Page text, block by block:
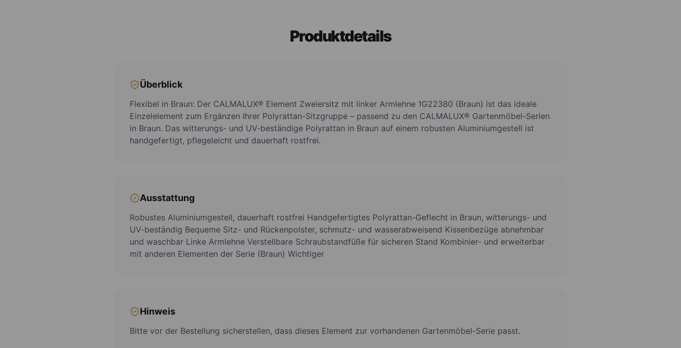
Produktdetails
Überblick
Flexibel in Braun: Der CALMALUX® Element Zweiersitz mit linker Armlehne 1G22380 (Braun) ist das ideale
Einzelelement zum Ergänzen Ihrer Polyrattan-Sitzgruppe – passend zu den CALMALUX® Gartenmöbel-Serien
in Braun. Das witterungs- und UV-beständige Polyrattan in Braun auf einem robusten Aluminiumgestell ist
handgefertigt, pflegeleicht und dauerhaft rostfrei.
Ausstattung
Robustes Aluminiumgestell, dauerhaft rostfrei Handgefertigtes Polyrattan-Geflecht in Braun, witterungs- und
UV-beständig Bequeme Sitz- und Rückenpolster, schmutz- und wasserabweisend Kissenbezüge abnehmbar
und waschbar Linke Armlehne Verstellbare Schraubstandfüße für sicheren Stand Kombinier- und erweiterbar
mit anderen Elementen der Serie (Braun) Wichtiger
Hinweis
Bitte vor der Bestellung sicherstellen, dass dieses Element zur vorhandenen Gartenmöbel-Serie passt.